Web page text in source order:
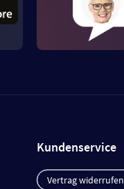
Kundenservice
Vertrag widerrufen